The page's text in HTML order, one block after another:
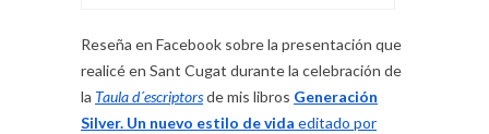
Reseña en Facebook sobre la presentación que
realicé en Sant Cugat durante la celebración de
la Taula d´escriptorsde mis libros Generación
Silver. Un nuevo estilo de vida editado por